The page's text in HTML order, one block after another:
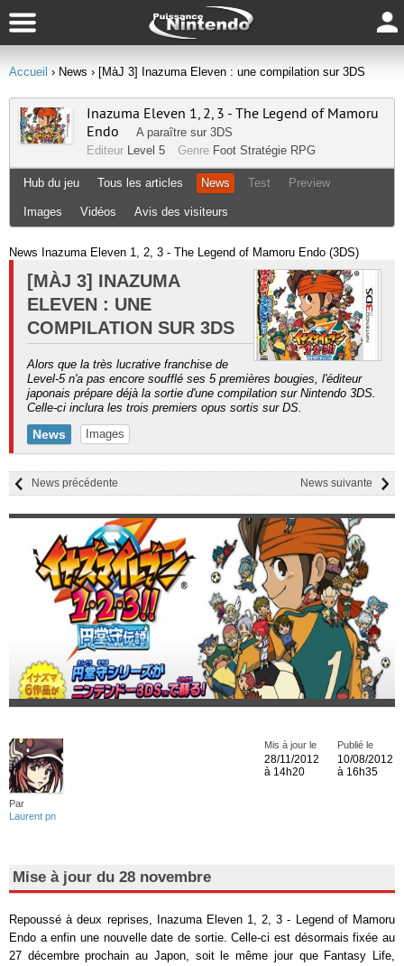
Accueil › News › [MàJ 3] Inazuma Eleven : une compilation sur 3DS
Inazuma Eleven 1, 2, 3 - The Legend of Mamoru
Endo
A paraître sur 3DS
Editeur Level 5 Genre Foot Stratégie RPG
Hub du jeu Tous les articles News Test Preview
Images Vidéos Avis des visiteurs
News Inazuma Eleven 1, 2, 3 - The Legend of Mamoru Endo (3DS)
[MÀJ 3] INAZUMA
ELEVEN : UNE
COMPILATION SUR 3DS
Alors que la très lucrative franchise de
Level-5 n'a pas encore soufflé ses 5 premières bougies, l'éditeur
japonais prépare déjà la sortie d'une compilation sur Nintendo 3DS.
Celle-ci inclura les trois premiers opus sortis sur DS.
News Images
News suivante
News précédente
Par
Laurent pn
Publié le
10/08/2012
à 16h35
Mis à jour le
28/11/2012
à 14h20
Mise à jour du 28 novembre
Repoussé à deux reprises, Inazuma Eleven 1, 2, 3 - Legend of Mamoru
Endo a enfin une nouvelle date de sortie. Celle-ci est désormais fixée au
27 décembre prochain au Japon, soit le même jour que Fantasy Life,